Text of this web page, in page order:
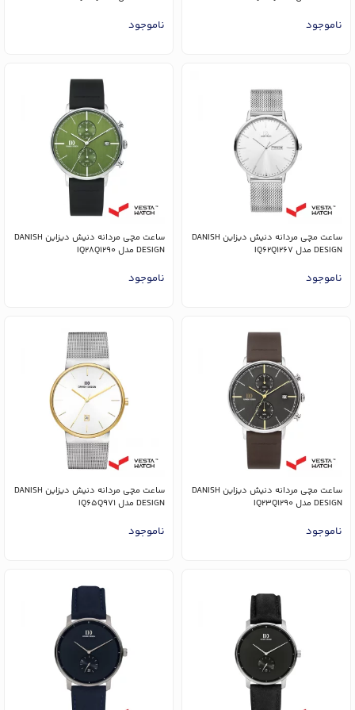
ناموجود ناموجود
ساعت مچی مردانه دنیش دیزاین DANISH
DESIGN مدل IQ62Q1267
ناموجود
ساعت مچی مردانه دنیش دیزاین DANISH
DESIGN مدل IQ28Q1290
ناموجود
ساعت مچی مردانه دنیش دیزاین DANISH
DESIGN مدل IQ23Q1290
ناموجود
ساعت مچی مردانه دنیش دیزاین DANISH
DESIGN مدل IQ65Q971
ناموجود